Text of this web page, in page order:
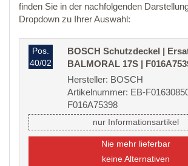
finden Sie in der nachfolgenden
Dropdown zu Ihrer Auswahl:
Pos.
40/02
BOSCH Schutzdeckel |
BALMORAL 17S |
Hersteller: BOSCH
Artikelnummer: EB-
F016A75398
nur Informationsartikel
Nie mehr lieferbar
keine Alternativen